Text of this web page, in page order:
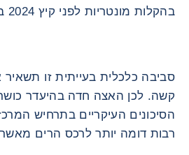
בהקלות מונטריות לפני קיץ 2024 במקרה הטוב.
סביבה כלכלית בעייתית זו
קשה. לכן האצה חדה בהיעדר
הסיכונים העיקריים בתרחיש
רבות דומה יותר לרכס הרים